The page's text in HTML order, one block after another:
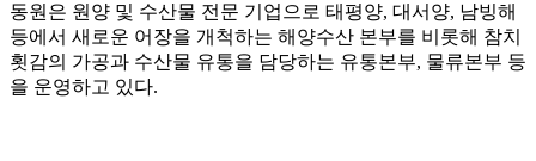
동원은 원양 및 수산물 전문 기업으로 태평양, 대서양, 남빙해
등에서 새로운 어장을 개척하는 해양수산 본부를 비롯해 참치
횟감의 가공과 수산물 유통을 담당하는 유통본부, 물류본부 등
을 운영하고 있다.